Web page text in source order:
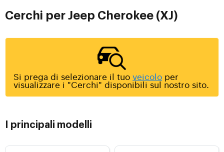
Cerchi per Jeep Cherokee (XJ)
Si prega di selezionare il tuo veicolo per
visualizzare i "Cerchi" disponibili sul nostro sito.
I principali modelli